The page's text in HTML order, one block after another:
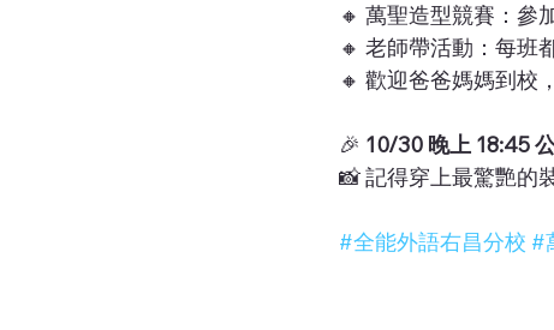
🔸 萬聖造型競賽：參
🔸 老師帶活動：每班
🔸 歡迎爸爸媽媽到校
🎉 10/30 晚上 18:45
📸 記得穿上最驚艷的
#全能外語右昌分校 #